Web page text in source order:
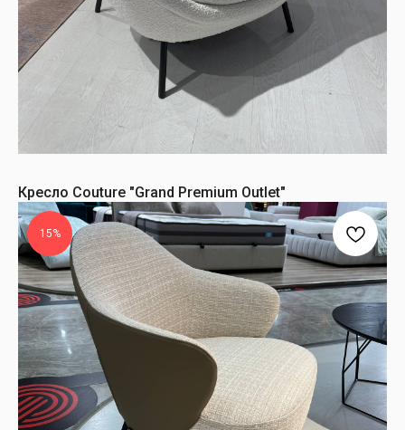
Кресло Couture "Grand Premium Outlet"
15%